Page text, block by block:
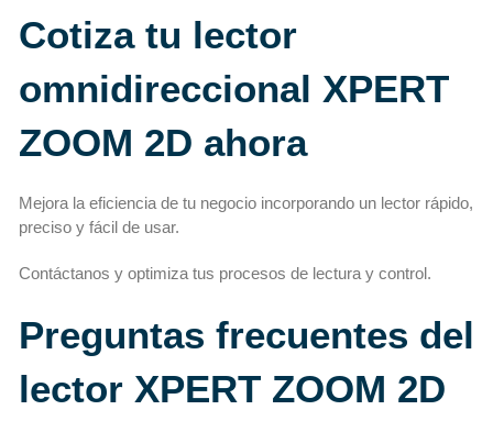
Cotiza tu lector
omnidireccional XPERT
ZOOM 2D ahora
Mejora la eficiencia de tu negocio incorporando un lector rápido,
preciso y fácil de usar.
Contáctanos y optimiza tus procesos de lectura y control.
Preguntas frecuentes del
lector XPERT ZOOM 2D